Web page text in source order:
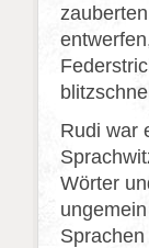
Rudi war
Wörter